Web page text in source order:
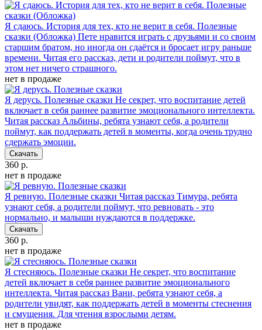
Я сдаюсь. История для тех, кто не верит в себя. Полезные
сказки (Обложка) Пете нравится играть с друзьями и со своим
старшим братом, но иногда он сдаётся и бросает игру раньше
времени. Читая его рассказ, дети и родители поймут, что в
этом нет ничего страшного.
нет в продаже
Я дерусь. Полезные сказки Не секрет, что воспитание детей
включает в себя раннее развитие эмоционального интеллекта.
Читая рассказ Альбины, ребята узнают себя, а родители
поймут, как поддержать детей в моменты, когда очень трудно
сдержать эмоции.
Скачать
360 р.
нет в продаже
Я ревную. Полезные сказки Читая рассказ Тимура, ребята
узнают себя, а родители поймут, что ревновать - это
нормально, и малыши нуждаются в поддержке.
Скачать
360 р.
нет в продаже
Я стесняюсь. Полезные сказки Не секрет, что воспитание
детей включает в себя раннее развитие эмоционального
интеллекта. Читая рассказ Вани, ребята узнают себя, а
родители увидят, как поддержать детей в моменты стеснения
и смущения. Для чтения взрослыми детям.
нет в продаже